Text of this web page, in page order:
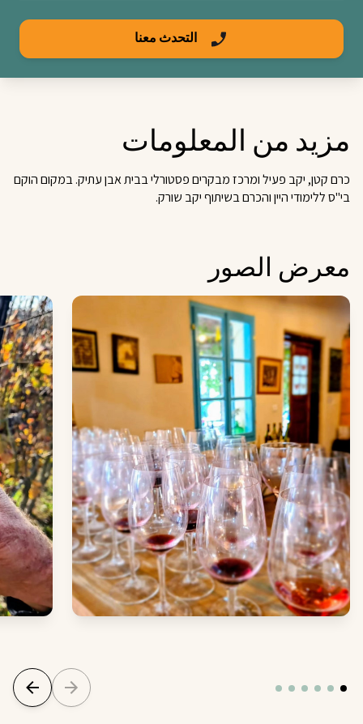
التحدث معنا
مزيد من المعلومات
כרם קטן, יקב פעיל ומרכז מבקרים פסטורלי בבית אבן עתיק. במקום הוקם
בי"ס ללימודי היין והכרם בשיתוף יקב שורק.
معرض الصور